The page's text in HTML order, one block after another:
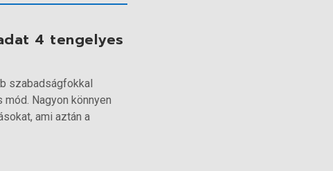
4 tengelyes
szabadságfokkal
Nagyon könnyen
ami aztán a